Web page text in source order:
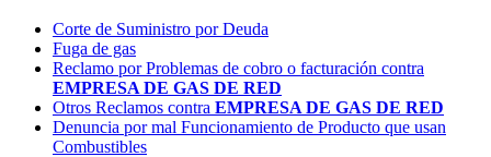
Corte de Suministro por Deuda
Fuga de gas
Reclamo por Problemas de cobro o facturación contra
EMPRESA DE GAS DE RED
Otros Reclamos contra EMPRESA DE GAS DE RED
Denuncia por mal Funcionamiento de Producto que usan
Combustibles